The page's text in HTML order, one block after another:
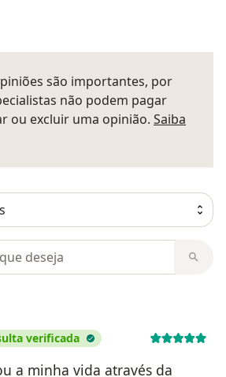
são importantes, por
não podem pagar
ou excluir uma opinião. Saiba
verificada
a minha vida através da